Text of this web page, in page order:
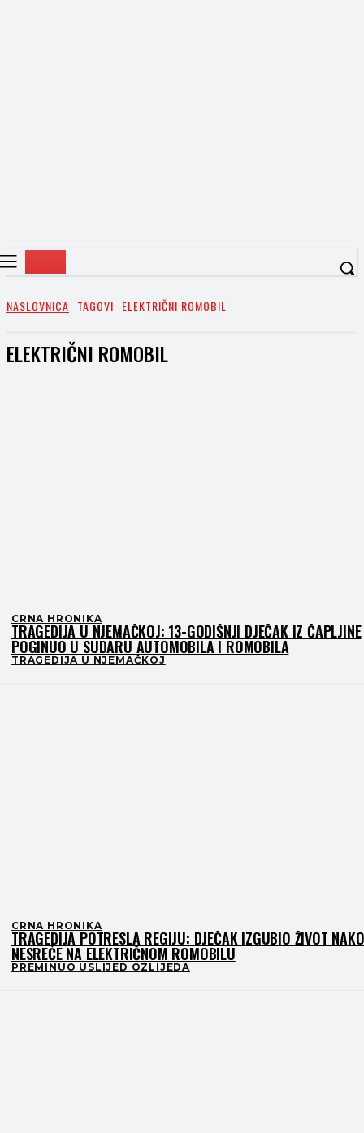
NASLOVNICA TAGOVI ELEKTRIČNI ROMOBIL
ELEKTRIČNI ROMOBIL
CRNA HRONIKA
TRAGEDIJA U NJEMAČKOJ: 13-GODIŠNJI DJEČAK IZ ČAPLJINE
POGINUO U SUDARU AUTOMOBILA I ROMOBILA
TRAGEDIJA U NJEMAČKOJ
CRNA HRONIKA
TRAGEDIJA POTRESLA REGIJU: DJEČAK IZGUBIO ŽIVOT
NESREĆE NA ELEKTRIČNOM ROMOBILU
PREMINUO USLIJED OZLIJEDA